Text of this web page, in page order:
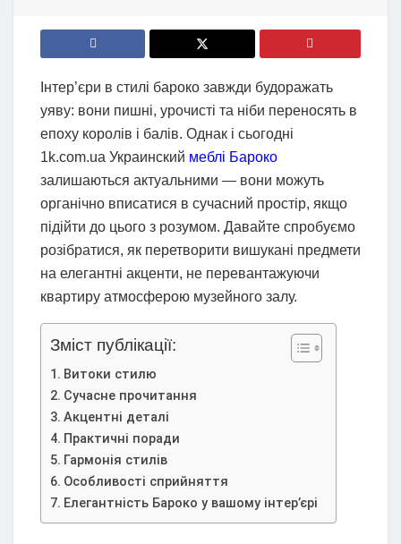
Інтер’єри в стилі бароко завжди будоражать
уяву: вони пишні, урочисті та ніби переносять в
епоху королів і балів. Однак і сьогодні
1k.com.ua Украинский меблі Бароко
залишаються актуальними — вони можуть
органічно вписатися в сучасний простір, якщо
підійти до цього з розумом. Давайте спробуємо
розібратися, як перетворити вишукані предмети
на елегантні акценти, не перевантажуючи
квартиру атмосферою музейного залу.
Зміст публікації:
Витоки стилю
Сучасне прочитання
Акцентні деталі
Практичні поради
Гармонія стилів
Особливості сприйняття
Елегантність Бароко у вашому інтер’єрі